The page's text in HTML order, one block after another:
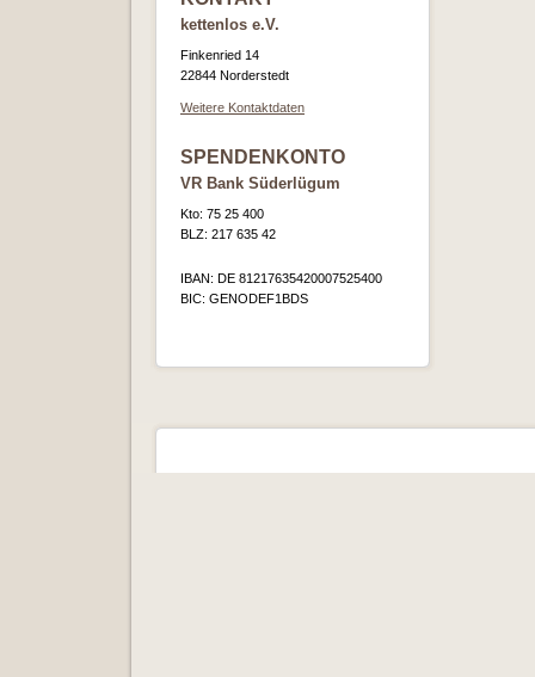
kettenlos e.V.
Finkenried 14
22844 Norderstedt
Weitere Kontaktdaten
SPENDENKONTO
VR Bank Süderlügum
Kto: 75 25 400
BLZ: 217 635 42
IBAN: DE 81217635420007525400
BIC: GENODEF1BDS